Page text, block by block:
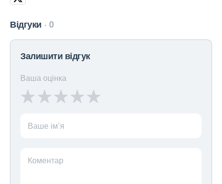
Відгуки 0
Залишити відгук
Ваша оцінка
Ваше ім’я
Коментар